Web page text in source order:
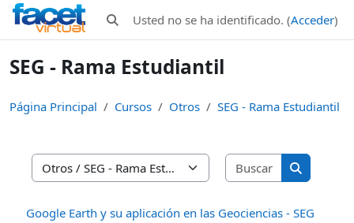
Salta al contenido principal
Selector de búsqueda de entrada
Usted no se ha identificado. (Acceder)
SEG - Rama Estudiantil
Página Principal Cursos Otros SEG - Rama Estudiantil
Categorías
Buscar
Buscar
Google Earth y su aplicación en las Geociencias - SEG